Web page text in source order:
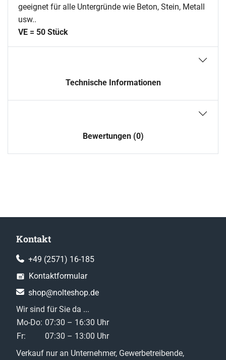
geeignet für alle Untergründe wie Beton, Stein, Metall
usw..
VE = 50 Stück
Technische Informationen
Bewertungen (0)
Kontakt
+49 (2571) 16-185
Kontaktformular
shop@nolteshop.de
Wir sind für Sie da ...
Mo-Do: 07:30 – 16:30 Uhr
Fr:
07:30 – 13:00 Uhr
Verkauf nur an Unternehmer, Gewerbetreibende,